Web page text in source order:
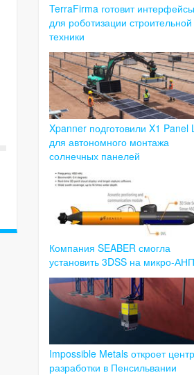
TerraFirma готовит интерфейсы
для роботизации строительной
техники
Xpanner подготовили X1 Panel
для автономного монтажа
солнечных панелей
Компания SEABER смогла
установить 3DSS на микро-
Impossible Metals откроет центр
разработки в Пенсильвании